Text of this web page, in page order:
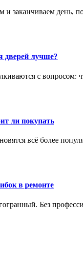
заканчиваем день,
дверей лучше?
с вопросом:
ли покупать
всё более
в ремонте
Без